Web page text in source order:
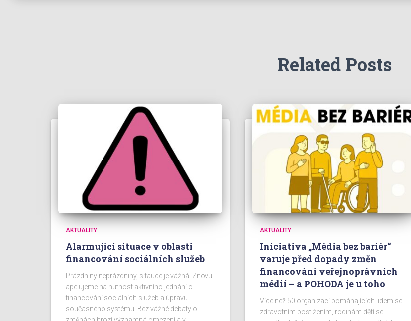
Related Posts
AKTUALITY
Alarmující situace v oblasti
financování sociálních služeb
Prázdniny neprázdniny, sitauce je vážná. Znovu
apelujeme na nutnost aktivního jednání o
financování sociálních služeb a úpravu
současného systému. Bez vážné debaty o
AKTUALITY
Iniciativa „Média bez bariér“
varuje před dopady změn
financování veřejnoprávních
médií – a POHODA je u toho
Více než 50 organizací pomáhajících lidem se
zdravotním postižením, rodinám dětí se